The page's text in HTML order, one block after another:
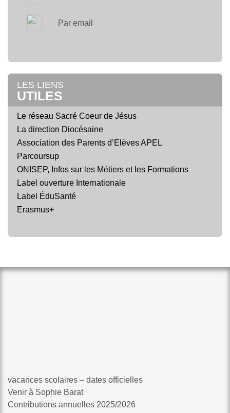
Par email
LES LIENS
UTILES
Le réseau Sacré Coeur de Jésus
La direction Diocésaine
Association des Parents d’Elèves APEL
Parcoursup
ONISEP, Infos sur les Métiers et les Formations
Label ouverture Internationale
Label ÉduSanté
Erasmus+
vacances scolaires – dates officielles
Venir à Sophie Barat
Contributions annuelles 2025/2026